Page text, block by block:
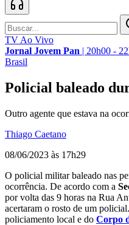
TV Ao Vivo
Jornal Jovem Pan | 20h00 -
Brasil
Policial baleado
Outro agente que estava na
Thiago Caetano
08/06/2023 às 17h29
O policial militar baleado nas
ocorrência. De acordo com a
por volta das 9 horas na Rua
acertaram o rosto de um
policiamento local e do Corpo